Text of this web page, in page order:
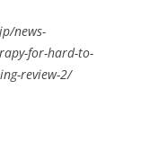
news-
for-hard-to-
review-2/